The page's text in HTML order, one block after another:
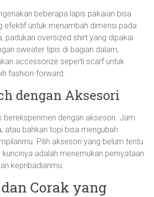
beberapa lapis pakaian bisa
efektif untuk menambah dimensi pada
padukan oversized shirt yang dipakai
sweater tipis di bagian dalam,
accessorize seperti scarf untuk
fashion-forward.
dengan Aksesori
bereksperimen dengan aksesori. Jam
atau bahkan topi bisa mengubah
Pilih aksesori yang belum tentu
kuncinya adalah menemukan pernyataan
kepribadianmu.
Corak yang